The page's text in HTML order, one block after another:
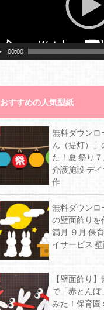
00:00
おすすめの人気型紙
無料ダウンロ
ん（提灯）
た！夏 祭り
介護施設 デ
作
無料ダウンロ
の壁面飾りを
満月 ９月 保
イサービス
【壁面飾り
で「赤とんぼ
みた！保育園